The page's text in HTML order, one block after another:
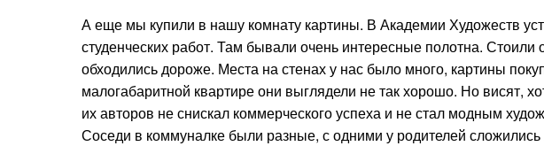
А еще мы купили в нашу комнату картины. В Академии Художеств
студенческих работ. Там бывали очень интересные полотна.
обходились дороже. Места на стенах у нас было много, картины
малогабаритной квартире они выглядели не так хорошо. Но висят,
их авторов не снискал коммерческого успеха и не стал модным
Соседи в коммуналке были разные, с одними у родителей